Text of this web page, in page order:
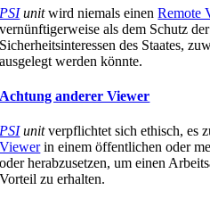
PSIunitwird niemals einenRemote
vernünftigerweise als dem Schutz
Sicherheitsinteressen des Staates,
ausgelegt werden könnte.
Achtung anderer Viewer
PSIunitverpflichtet sich ethisch, es
Viewerin einem öffentlichen oder
oder herabzusetzen, um einen
Vorteil zu erhalten.